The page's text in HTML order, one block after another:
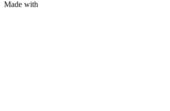
Made with